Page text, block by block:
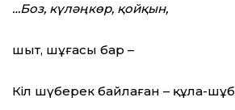
…Боз, күләңкөр, қойқын,
шыт, шұғасы бар –
Кіл шүберек байлаған – құла-